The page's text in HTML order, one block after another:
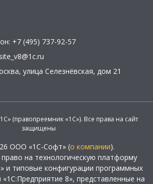
+7 (495) 737-92-57
site_v8@1c.ru
, улица Селезнёвская, дом 21
(правопреемник «1С»). Все права на сайт
защищены
ООО «1С-Софт» (о компании).
на технологическую платформу
и типовые конфигурации программных
8», представленные на